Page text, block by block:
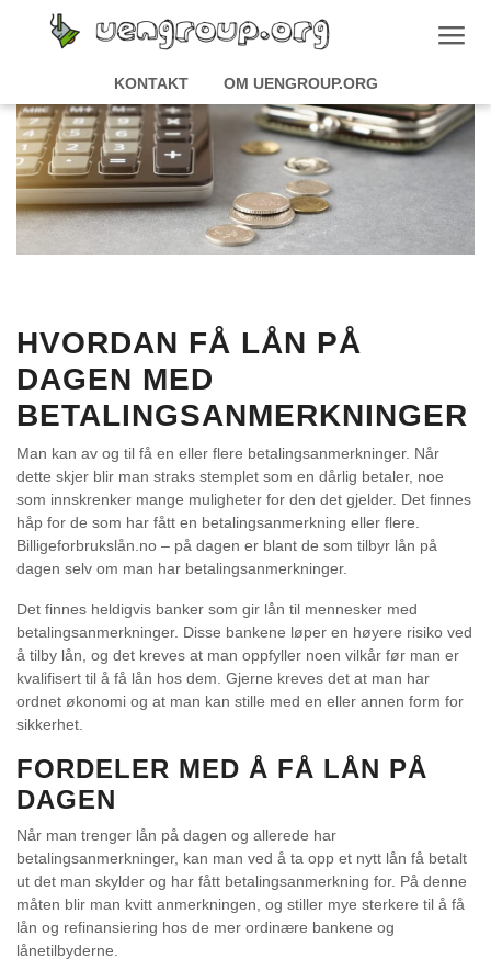
KONTAKT
OM UENGROUP.ORG
HVORDAN FÅ LÅN PÅ
DAGEN MED
BETALINGSANMERKNINGER
Man kan av og til få en eller flere betalingsanmerkninger. Når
dette skjer blir man straks stemplet som en dårlig betaler, noe
som innskrenker mange muligheter for den det gjelder. Det finnes
håp for de som har fått en betalingsanmerkning eller flere.
Billigeforbrukslån.no – på dagen er blant de som tilbyr lån på
dagen selv om man har betalingsanmerkninger.
Det finnes heldigvis banker som gir lån til mennesker med
betalingsanmerkninger. Disse bankene løper en høyere risiko ved
å tilby lån, og det kreves at man oppfyller noen vilkår før man er
kvalifisert til å få lån hos dem. Gjerne kreves det at man har
ordnet økonomi og at man kan stille med en eller annen form for
sikkerhet.
FORDELER MED Å FÅ LÅN PÅ
DAGEN
Når man trenger lån på dagen og allerede har
betalingsanmerkninger, kan man ved å ta opp et nytt lån få betalt
ut det man skylder og har fått betalingsanmerkning for. På denne
måten blir man kvitt anmerkningen, og stiller mye sterkere til å få
lån og refinansiering hos de mer ordinære bankene og
lånetilbyderne.